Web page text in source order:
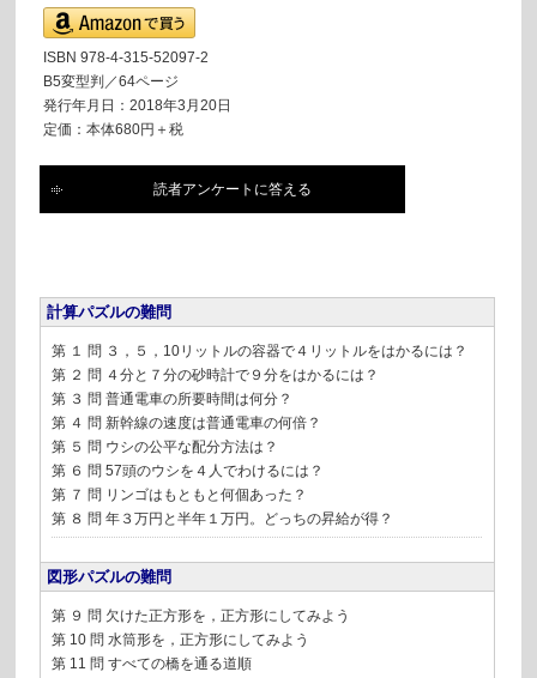
ISBN 978-4-315-52097-2
B5変型判／64ページ
発行年月日：2018年3月20日
定価：本体680円＋税
読者アンケートに答える
計算パズルの難問
第 １ 問 ３，５，10リットルの容器で４リットルをはかるには？
第 ２ 問 ４分と７分の砂時計で９分をはかるには？
第 ３ 問 普通電車の所要時間は何分？
第 ４ 問 新幹線の速度は普通電車の何倍？
第 ５ 問 ウシの公平な配分方法は？
第 ６ 問 57頭のウシを４人でわけるには？
第 ７ 問 リンゴはもともと何個あった？
第 ８ 問 年３万円と半年１万円。どっちの昇給が得？
図形パズルの難問
第 ９ 問 欠けた正方形を，正方形にしてみよう
第 10 問 水筒形を，正方形にしてみよう
第 11 問 すべての橋を通る道順